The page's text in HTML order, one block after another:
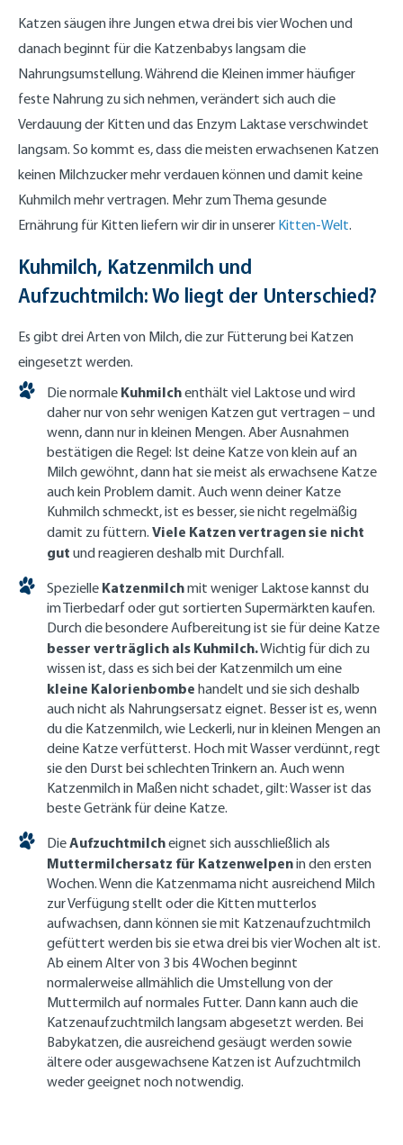
Katzen säugen ihre Jungen etwa drei bis vier Wochen und
danach beginnt für die Katzenbabys langsam die
Nahrungsumstellung. Während die Kleinen immer häufiger
feste Nahrung zu sich nehmen, verändert sich auch die
Verdauung der Kitten und das Enzym Laktase verschwindet
langsam. So kommt es, dass die meisten erwachsenen Katzen
keinen Milchzucker mehr verdauen können und damit keine
Kuhmilch mehr vertragen. Mehr zum Thema gesunde
Ernährung für Kitten liefern wir dir in unserer Kitten-Welt.
Kuhmilch, Katzenmilch und
Aufzuchtmilch: Wo liegt der Unterschied?
Es gibt drei Arten von Milch, die zur Fütterung bei Katzen
eingesetzt werden.
Die normale Kuhmilchenthält viel Laktose und wird
daher nur von sehr wenigen Katzen gut vertragen – und
wenn, dann nur in kleinen Mengen. Aber Ausnahmen
bestätigen die Regel: Ist deine Katze von klein auf an
Milch gewöhnt, dann hat sie meist als erwachsene Katze
auch kein Problem damit. Auch wenn deiner Katze
Kuhmilch schmeckt, ist es besser, sie nicht regelmäßig
damit zu füttern. Viele Katzen vertragen sie nicht
gut und reagieren deshalb mit Durchfall.
Spezielle Katzenmilchmit weniger Laktose kannst du
im Tierbedarf oder gut sortierten Supermärkten kaufen.
Durch die besondere Aufbereitung ist sie für deine Katze
besser verträglich als Kuhmilch.Wichtig für dich zu
wissen ist, dass es sich bei der Katzenmilch um eine
kleine Kalorienbombe handelt und sie sich deshalb
auch nicht als Nahrungsersatz eignet. Besser ist es, wenn
du die Katzenmilch, wie Leckerli, nur in kleinen Mengen an
deine Katze verfütterst. Hoch mit Wasser verdünnt, regt
sie den Durst bei schlechten Trinkern an. Auch wenn
Katzenmilch in Maßen nicht schadet, gilt: Wasser ist das
beste Getränk für deine Katze.
DieAufzuchtmilcheignet sich ausschließlich als
Muttermilchersatz für Katzenwelpenin den ersten
Wochen. Wenn die Katzenmama nicht ausreichend Milch
zur Verfügung stellt oder die Kitten mutterlos
aufwachsen, dann können sie mit Katzenaufzuchtmilch
gefüttert werden bis sie etwa drei bis vier Wochen alt ist.
Ab einem Alter von 3 bis 4 Wochen beginnt
normalerweise allmählich die Umstellung von der
Muttermilch auf normales Futter. Dann kann auch die
Katzenaufzuchtmilch langsam abgesetzt werden. Bei
Babykatzen, die ausreichend gesäugt werden sowie
ältere oder ausgewachsene Katzen ist Aufzuchtmilch
weder geeignet noch notwendig.